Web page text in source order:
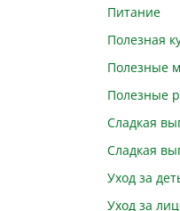
Питание
Полезная
Полезные
Полезные
Сладкая
Сладкая
Уход за
Уход за